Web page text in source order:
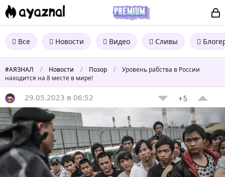
Все Новости Видео Сливы
#АЯЗНАЛ / Новости / Позор /
Уровень рабства в России
находится на 8 месте в мире!
29.05.2023 в 06:52 +5